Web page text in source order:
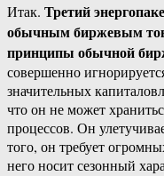
Итак. Третий
обычным биржевым
принципы обычной
совершенно
значительных
что он не может
процессов. Он
того, он требует
него носит сезонный